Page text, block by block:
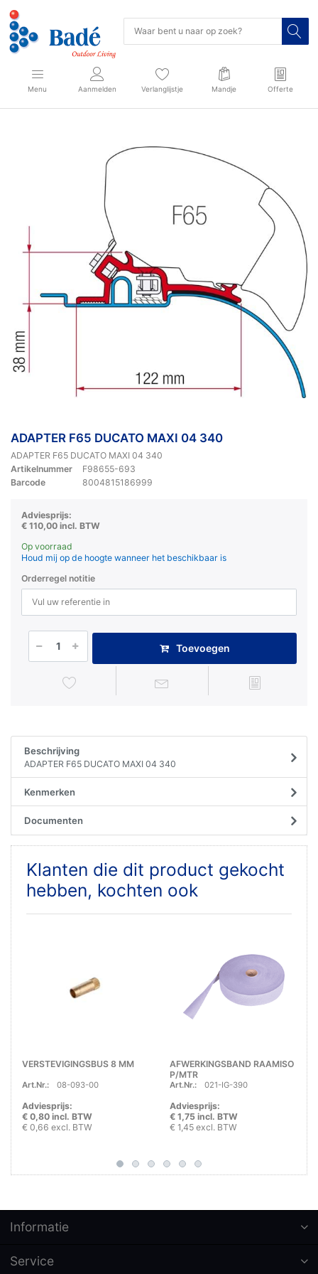
Menu Aanmelden Verlanglijstje Mandje Offerte
ADAPTER F65 DUCATO MAXI 04 340
ADAPTER F65 DUCATO MAXI 04 340
Artikelnummer
F98655-693
Barcode
8004815186999
Adviesprijs:
€ 110,00 incl. BTW
Op voorraad
Houd mij op de hoogte wanneer het beschikbaar is
Orderregel notitie
Toevoegen
Beschrijving
ADAPTER F65 DUCATO MAXI 04 340
Kenmerken
Documenten
Klanten die dit product gekocht
hebben, kochten ook
VERSTEVIGINGSBUS 8 MM
Art.Nr.: 08-093-00
Adviesprijs:
€ 0,80 incl. BTW
€ 0,66 excl. BTW
AFWERKINGSBAND RAAMISO
P/MTR
Art.Nr.: 021-IG-390
Adviesprijs:
€ 1,75 incl. BTW
€ 1,45 excl. BTW
Informatie
Service